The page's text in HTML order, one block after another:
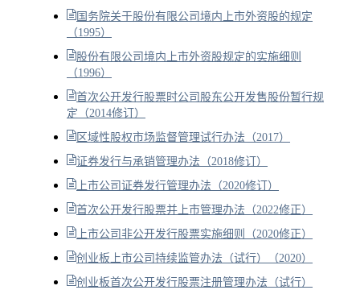
国务院关于股份有限公司境内上市外资股的规定
（1995）
股份有限公司境内上市外资股规定的实施细则
（1996）
首次公开发行股票时公司股东公开发售股份暂行规
定（2014修订）
区域性股权市场监督管理试行办法（2017）
证券发行与承销管理办法（2018修订）
上市公司证券发行管理办法（2020修订）
首次公开发行股票并上市管理办法（2022修正）
上市公司非公开发行股票实施细则（2020修正）
创业板上市公司持续监管办法（试行）（2020）
创业板首次公开发行股票注册管理办法（试行）